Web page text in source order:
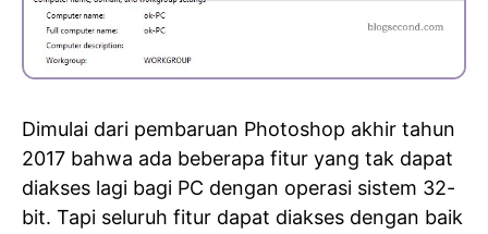
Dimulai dari pembaruan Photoshop akhir tahun
2017 bahwa ada beberapa fitur yang tak dapat
diakses lagi bagi PC dengan operasi sistem 32-
bit. Tapi seluruh fitur dapat diakses dengan baik